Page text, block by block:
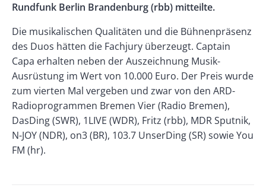
Rundfunk Berlin Brandenburg (rbb) mitteilte.
Die musikalischen Qualitäten und die Bühnenpräsenz
des Duos hätten die Fachjury überzeugt. Captain
Capa erhalten neben der Auszeichnung Musik-
Ausrüstung im Wert von 10.000 Euro. Der Preis wurde
zum vierten Mal vergeben und zwar von den ARD-
Radioprogrammen Bremen Vier (Radio Bremen),
DasDing (SWR), 1LIVE (WDR), Fritz (rbb), MDR Sputnik,
N-JOY (NDR), on3 (BR), 103.7 UnserDing (SR) sowie You
FM (hr).